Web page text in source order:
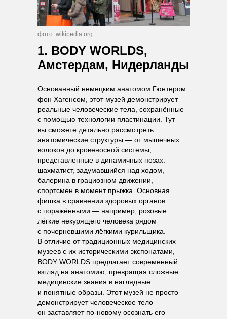
1. BODY WORLDS,
Амстердам, Нидерланды
Основанный немецким анатомом Гюнтером
фон Хагенсом, этот музей демонстрирует
реальные человеческие тела, сохранённые
с помощью технологии пластинации. Тут
вы сможете детально рассмотреть
анатомические структуры — от мышечных
волокон до кровеносной системы,
представленные в динамичных позах:
шахматист, задумавшийся над ходом,
балерина в грациозном движении,
спортсмен в момент прыжка. Основная
фишка в сравнении здоровых органов
с поражёнными — например, розовые
лёгкие некурящего человека рядом
с почерневшими лёгкими курильщика.
В отличие от традиционных медицинских
музеев с их историческими экспонатами,
BODY WORLDS предлагает современный
взгляд на анатомию, превращая сложные
медицинские знания в наглядные
и понятные образы. Этот музей не просто
демонстрирует человеческое тело —
он заставляет по-новому осознать его
фото: wikipedia.org